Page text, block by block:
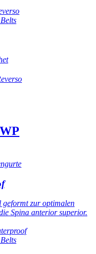
geformt zur optimalen
Spina anterior superior.